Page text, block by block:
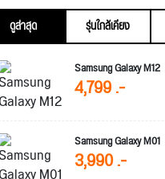
ดูล่าสุด รุ่นใกล้เคียง
Samsung Galaxy M12
4,799 .-
Samsung Galaxy M01
3,990 .-